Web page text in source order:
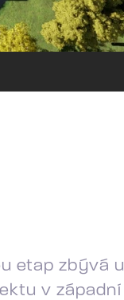
etap zbývá
v